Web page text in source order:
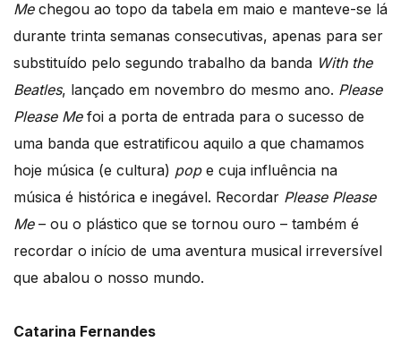
Mechegou ao topo da tabela em maio e manteve-se lá
durante trinta semanas consecutivas, apenas para ser
substituído pelo segundo trabalho da banda With the
Beatles, lançado em novembro do mesmo ano. Please
Please Mefoi a porta de entrada para o sucesso de
uma banda que estratificou aquilo a que chamamos
hoje música (e cultura) pope cuja influência na
música é histórica e inegável. Recordar Please Please
Me– ou o plástico que se tornou ouro – também é
recordar o início de uma aventura musical irreversível
que abalou o nosso mundo.
Catarina Fernandes